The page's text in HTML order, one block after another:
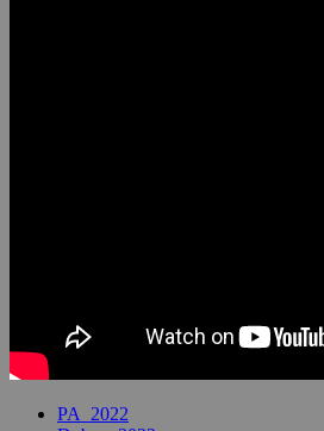
PA_2022